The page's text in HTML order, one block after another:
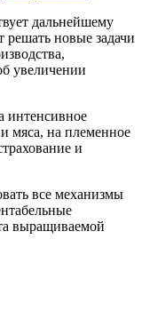
дальнейшему
решать новые задачи
увеличении
интенсивное
мяса, на племенное
и
все механизмы
выращиваемой